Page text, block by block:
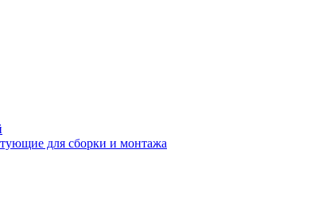
для сборки и монтажа